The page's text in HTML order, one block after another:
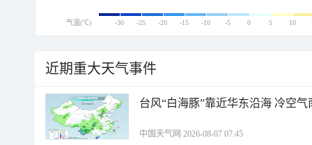
气温(℃) -30 -25 -20 -15 -10 -5 0 5 10
近期重大天气事件
台风“白海豚”靠近华东沿海 冷空
中国天气网 2026-08-07 07:45